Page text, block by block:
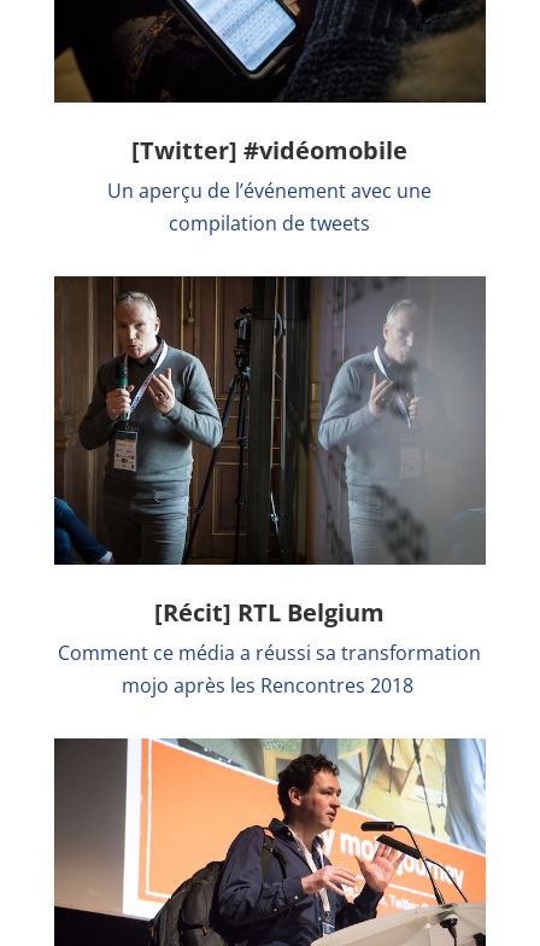
[Twitter] #vidéomobile
Un aperçu de l’événement avec une
compilation de tweets
[Récit] RTL Belgium
Comment ce média a réussi sa transformation
mojo après les Rencontres 2018